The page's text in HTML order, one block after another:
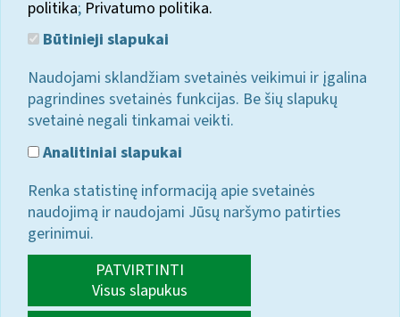
politika; Privatumo politika.
Būtinieji slapukai
Naudojami sklandžiam svetainės veikimui ir įgalina
pagrindines svetainės funkcijas. Be šių slapukų
svetainė negali tinkamai veikti.
Analitiniai slapukai
Renka statistinę informaciją apie svetainės
naudojimą ir naudojami Jūsų naršymo patirties
gerinimui.
PATVIRTINTI
Visus slapukus